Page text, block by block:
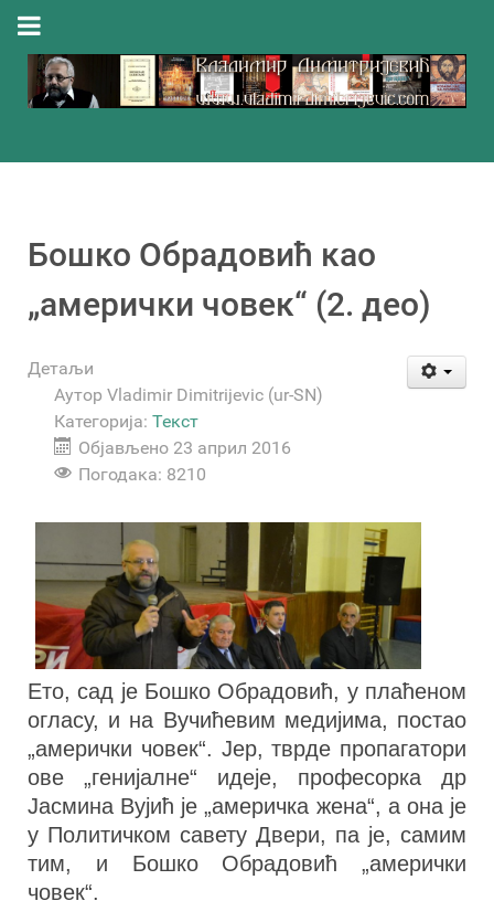
Бошко Обрадовић као
„амерички човек“ (2. део)
Детаљи
Аутор Vladimir Dimitrijevic (ur-SN)
Категорија: Текст
Објављено 23 април 2016
Погодака: 8210
Ето, сад је Бошко Обрадовић, у плаћеном
огласу, и на Вучићевим медијима, постао
„амерички човек“. Јер, тврде пропагатори
ове „генијалне“ идеје, професорка др
Јасмина Вујић је „америчка жена“, а она је
у Политичком савету Двери, па је, самим
тим, и Бошко Обрадовић „амерички
човек“.